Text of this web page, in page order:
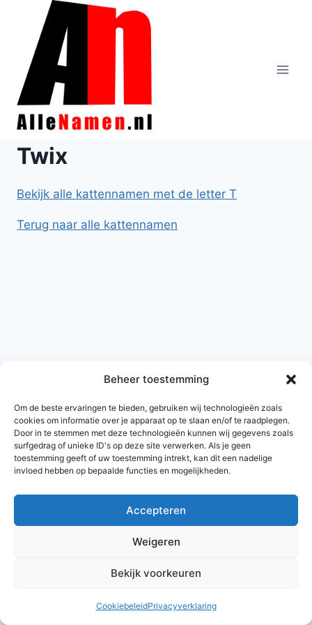
Beheer toestemming
Om de beste ervaringen te bieden, gebruiken wij technologieën zoals
cookies om informatie over je apparaat op te slaan en/of te raadplegen.
Door in te stemmen met deze technologieën kunnen wij gegevens zoals
surfgedrag of unieke ID's op deze site verwerken. Als je geen
toestemming geeft of uw toestemming intrekt, kan dit een nadelige
invloed hebben op bepaalde functies en mogelijkheden.
Accepteren
Weigeren
Bekijk voorkeuren
CookiebeleidPrivacyverklaring
Doorgaan
inhoud
Twix
Bekijk alle kattennamen met de letter T
Terug naar alle kattennamen
© 2026 AlleNamen.nl